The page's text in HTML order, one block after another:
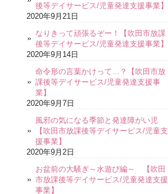
後等デイサービス/児童発達支援事業】
2020年9月21日
なりきって頑張るぞー！【吹田市放課
後等デイサービス/児童発達支援事業】
2020年9月14日
命令形の言葉かけって…？【吹田市放
課後等デイサービス/児童発達支援事
業】
2020年9月7日
風邪の気になる季節と発達障がい児
【吹田市放課後等デイサービス/児童支
援事業】
2020年9月2日
お盆前の大騒ぎ～水遊び編～ 【吹田
市放課後等デイサービス/児童発達支援
事業】